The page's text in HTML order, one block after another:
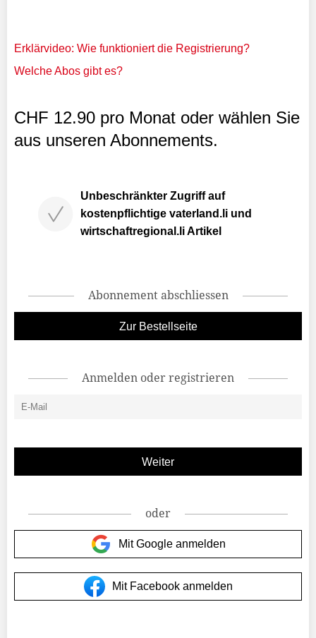
Erklärvideo: Wie funktioniert die Registrierung?
Welche Abos gibt es?
CHF 12.90 pro Monat oder wählen Sie
aus unseren Abonnements.
Unbeschränkter Zugriff auf
kostenpflichtige vaterland.li und
wirtschaftregional.li Artikel
Abonnement abschliessen
Zur Bestellseite
Anmelden oder registrieren
oder
Mit Google anmelden
Mit Facebook anmelden